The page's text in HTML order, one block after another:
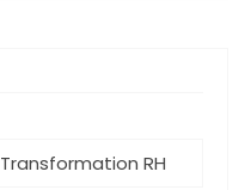
Transformation RH